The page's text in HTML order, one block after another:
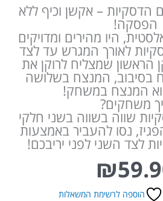
הדסקיות – אקשן וכיף ללא
הפסקה!
היו מהירים ומדויקים
לאורך המגרש עד לצד
הראשון שמצליח לרוקן את
בסיבוב, המנצח בשלושה
המנצח במשחק!
משחקים?
10 הדסקיות שווה בשווה בשני חלקי
נסו להעביר באמצעות
לצד השני לפני יריבכם!
₪
הוספה לרשימת המשאלות